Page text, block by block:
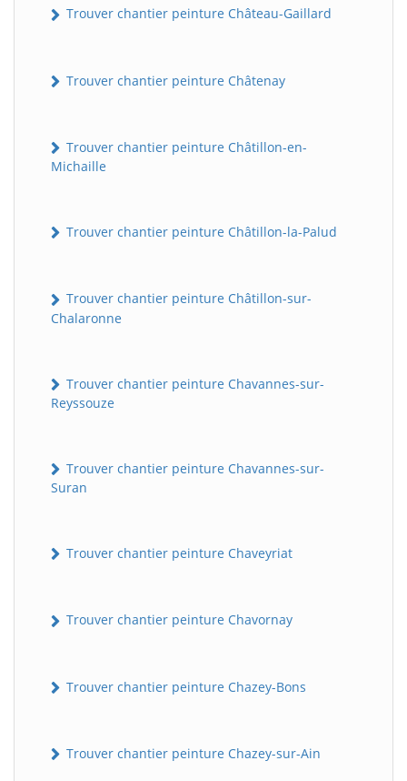
Trouver chantier peinture Château-Gaillard
Trouver chantier peinture Châtenay
Trouver chantier peinture Châtillon-en-
Michaille
Trouver chantier peinture Châtillon-la-Palud
Trouver chantier peinture Châtillon-sur-
Chalaronne
Trouver chantier peinture Chavannes-sur-
Reyssouze
Trouver chantier peinture Chavannes-sur-
Suran
Trouver chantier peinture Chaveyriat
Trouver chantier peinture Chavornay
Trouver chantier peinture Chazey-Bons
Trouver chantier peinture Chazey-sur-Ain